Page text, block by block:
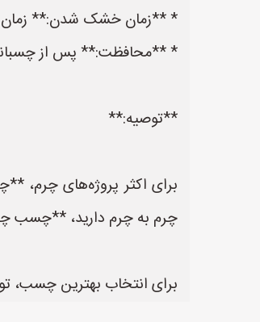
* **زمان خشک شدن:** زمان
* **محافظت:** پس از
**توصیه:**
برای اکثر پروژه‌های چرم،
چرم به چرم دارید، **چسب
برای انتخاب بهترین چسب،